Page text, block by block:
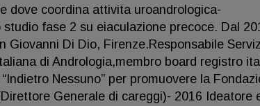
dove coordina attivita uroandrologica-
fase 2 su eiaculazione precoce. Dal
Giovanni Di Dio, Firenze.Responsabile
di Andrologia,membro board registro
Nessuno” per promuovere la
Generale di careggi)- 2016 Ideatore